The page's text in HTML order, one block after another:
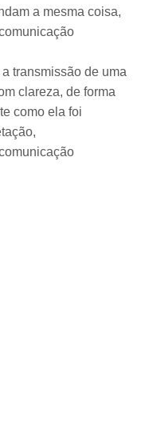
a mesma coisa,
transmissão de uma
clareza, de forma
como ela foi